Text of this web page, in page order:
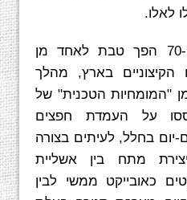
לאלו.
לקראת אמצע שנות ה-70 הפך טבת לאחד מן
הקיצוניים בארץ, מהלך
"המומחיות הטכנית" של
על העמדת חפצים
יום בחלל, לעיתים בצורה
מתח בין אשליית
כאובייקט ממשי לבין